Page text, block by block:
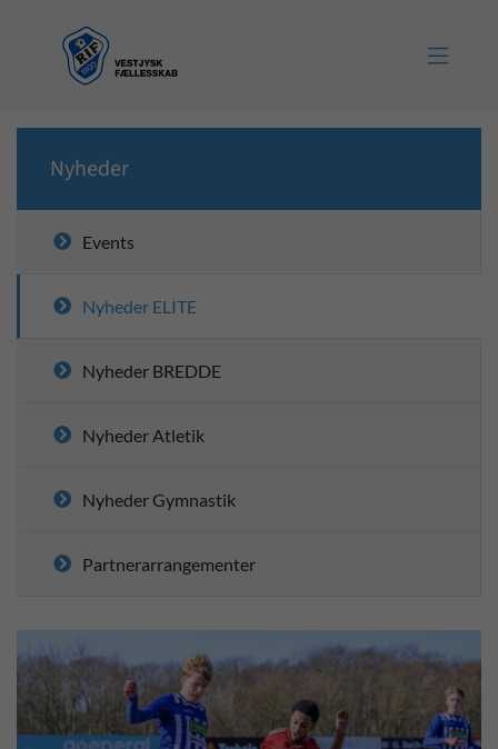

Nyheder
Events
Nyheder ELITE
Nyheder BREDDE
Nyheder Atletik
Nyheder Gymnastik
Partnerarrangementer